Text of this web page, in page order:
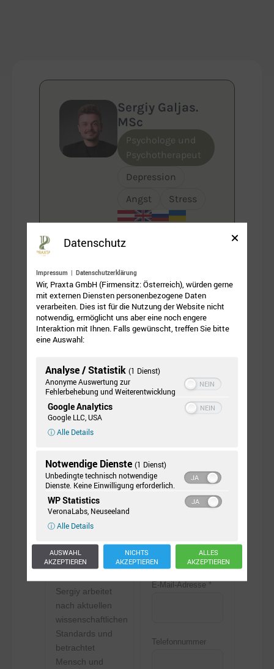
Sergiy Galjas.
MSc
Psychologe und
Psychotherapeut
Depression
Angst
Stress
seelische Belastungen zu
verstehen, Gefühle zu
regulieren und Schritt für
Schritt tragfähige
Lösungen zu finden.
✓
Termine aktuell verfügbar— Rückmeldung
auf Anfragen innerhalb von 24 Stunden
ARBEITSSCHWERPUNKTE
• Ängste
• Männerspezifische Themen
• Interkulturelle Themen
•
Beziehung, Familie, etc.)
ÜBER SERGIY
Sergiy arbeitet
nach aktuellen
wissenschaftlichen
Standards und
betrachtet
Mensch und
Vorname *
E-Mail-Adresse *
Telefonnummer
Datenschutz
Impressum | Datenschutzerklärung
Wir, Praxta GmbH (Firmensitz: Österreich), würden gerne
mit externen Diensten personenbezogene Daten
verarbeiten. Dies ist für die Nutzung der Website nicht
notwendig, ermöglicht uns aber eine noch engere
Interaktion mit Ihnen. Falls gewünscht, treffen Sie bitte
eine Auswahl:
Analyse / Statistik (1 Dienst)
Anonyme Auswertung zur
Fehlerbehebung und Weiterentwicklung
Google Analytics
Google LLC, USA
ⓘ Alle Details
Notwendige Dienste (1 Dienst)
Unbedingte technisch notwendige
Dienste. Keine Einwilligung erforderlich.
WP Statistics
VeronaLabs, Neuseeland
ⓘ Alle Details
AUSWAHL
AKZEPTIEREN
NICHTS
AKZEPTIEREN
ALLES
AKZEPTIEREN